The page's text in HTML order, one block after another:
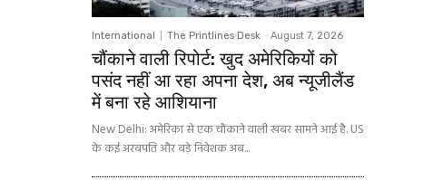
International The Printlines Desk - August 7, 2026
चौंकाने वाली रिपोर्ट: खुद अमेरिकियों को
पसंद नहीं आ रहा अपना देश, अब न्यूजीलैंड
में बना रहे आशियाना
New Delhi: अमेरिका से एक चौंकाने वाली खबर सामने आई है. US
के कई अरबपति और बड़े निवेशक अब...